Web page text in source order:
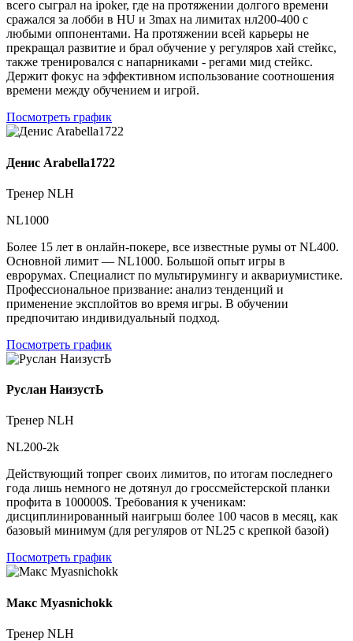
всего сыграл на ipoker, где на протяжении долгого времени
сражался за лобби в HU и 3max на лимитах нл200-400 с
любыми оппонентами. На протяжении всей карьеры не
прекращал развитие и брал обучение у регуляров хай стейкс,
также тренировался с напарниками - регами мид стейкс.
Держит фокус на эффективном использование соотношения
времени между обучением и игрой.
Посмотреть график
Денис Arabella1722
Тренер NLH
NL1000
Более 15 лет в онлайн-покере, все известные румы от NL400.
Основной лимит — NL1000. Большой опыт игры в
еврорумах. Специалист по мультирумингу и аквариумистике.
Профессиональное призвание: анализ тенденций и
применение эксплойтов во время игры. В обучении
предпочитаю индивидуальный подход.
Посмотреть график
Руслан НаизустЬ
Тренер NLH
NL200-2k
Действующий топрег своих лимитов, по итогам последнего
года лишь немного не дотянул до гроссмейстерской планки
профита в 100000$. Требования к ученикам:
дисциплинированный наигрыш более 100 часов в месяц, как
базовый минимум (для регуляров от NL25 с крепкой базой)
Посмотреть график
Макс Myasnichokk
Тренер NLH